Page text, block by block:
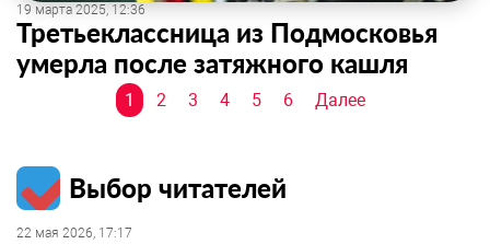
19 марта 2025, 12:36
Третьеклассница из Подмосковья
умерла после затяжного кашля
Навигация
записям
1 2 3 4 5 6 Далее
Выбор читателей
22 мая 2026, 17:17